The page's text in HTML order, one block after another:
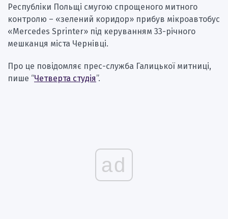
Республіки Польщі смугою спрощеного митного
контролю – «зелений коридор» прибув мікроавтобус
«Mercedes Sprinter» під керуванням 33-річного
мешканця міста Чернівці.
Про це повідомляє прес-служба Галицької митниці,
пише “Четверта студія”.
ad